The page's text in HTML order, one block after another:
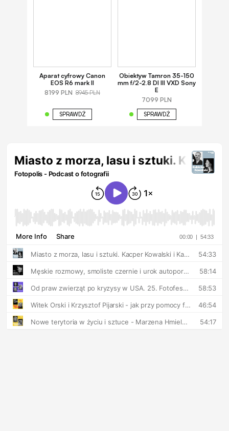
Aparat cyfrowy Canon
EOS R6 mark II
8199 PLN 8945 PLN
SPRAWDŹ
Obiektyw Tamron 35-150
mm f/2-2.8 DI III VXD Sony
E
7099 PLN
SPRAWDŹ